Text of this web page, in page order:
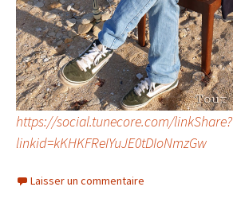
https://social.tunecore.com/linkShare?
linkid=kKHKFReIYuJE0tDIoNmzGw
Laisser un commentaire